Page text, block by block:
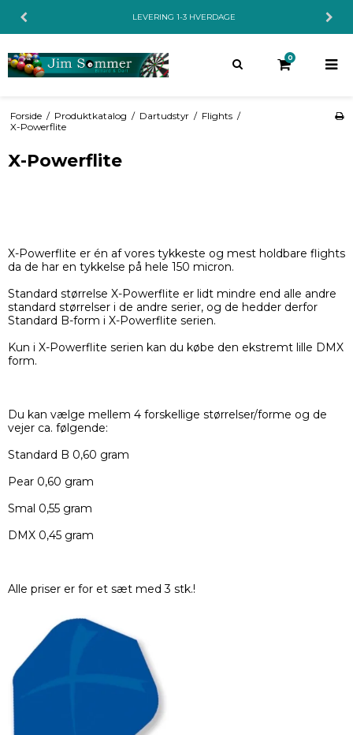
LEVERING 1-3 HVERDAGE
0
Forside / Produktkatalog / Dartudstyr / Flights /
X-Powerflite
X-Powerflite
X-Powerflite er én af vores tykkeste og mest holdbare flights
da de har en tykkelse på hele 150 micron.
Standard størrelse X-Powerflite er lidt mindre end alle andre
standard størrelser i de andre serier, og de hedder derfor
Standard B-form i X-Powerflite serien.
Kun i X-Powerflite serien kan du købe den ekstremt lille DMX
form.
Du kan vælge mellem 4 forskellige størrelser/forme og de
vejer ca. følgende:
Standard B 0,60 gram
Pear 0,60 gram
Smal 0,55 gram
DMX 0,45 gram
Alle priser er for et sæt med 3 stk.!